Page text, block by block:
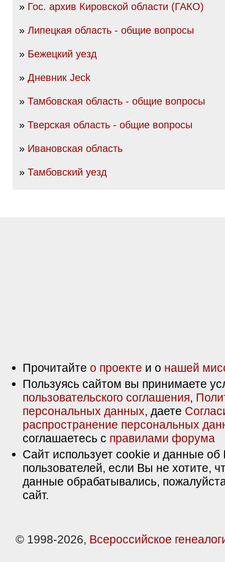
» Гос. архив Кировской области (ГАКО)
» Липецкая область - общие вопросы
» Бежецкий уезд
» Дневник Jeck
» Тамбовская область - общие вопросы
» Тверская область - общие вопросы
» Ивановская область
» Тамбовский уезд
Прочитайте о проекте и о нашей
Пользуясь сайтом вы принимаете
пользовательского соглашения,
персональных данных, даете
распространение персональных
соглашаетесь с правилами форума
Сайт использует cookie и данные об
пользователей, если Вы не хотите,
данные обрабатывались,
сайт.
© 1998-2026, Всероссийское